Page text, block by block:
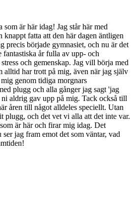
är här idag! Jag står här med
knappt fatta att den här dagen äntligen
precis började gymnasiet, och nu är det
fantastiska år fulla av upp- och
och gemenskap. Jag vill börja med
alltid har trott på mig, även när jag själv
genom tidiga morgnars
plugg och alla gånger jag sagt 'jag
aldrig gav upp på mig. Tack också till
åren till något alldeles speciellt. Utan
plugg, och det vet vi alla att det inte var.
är här och firar mig idag. Det
jag fram emot det som väntar, vad